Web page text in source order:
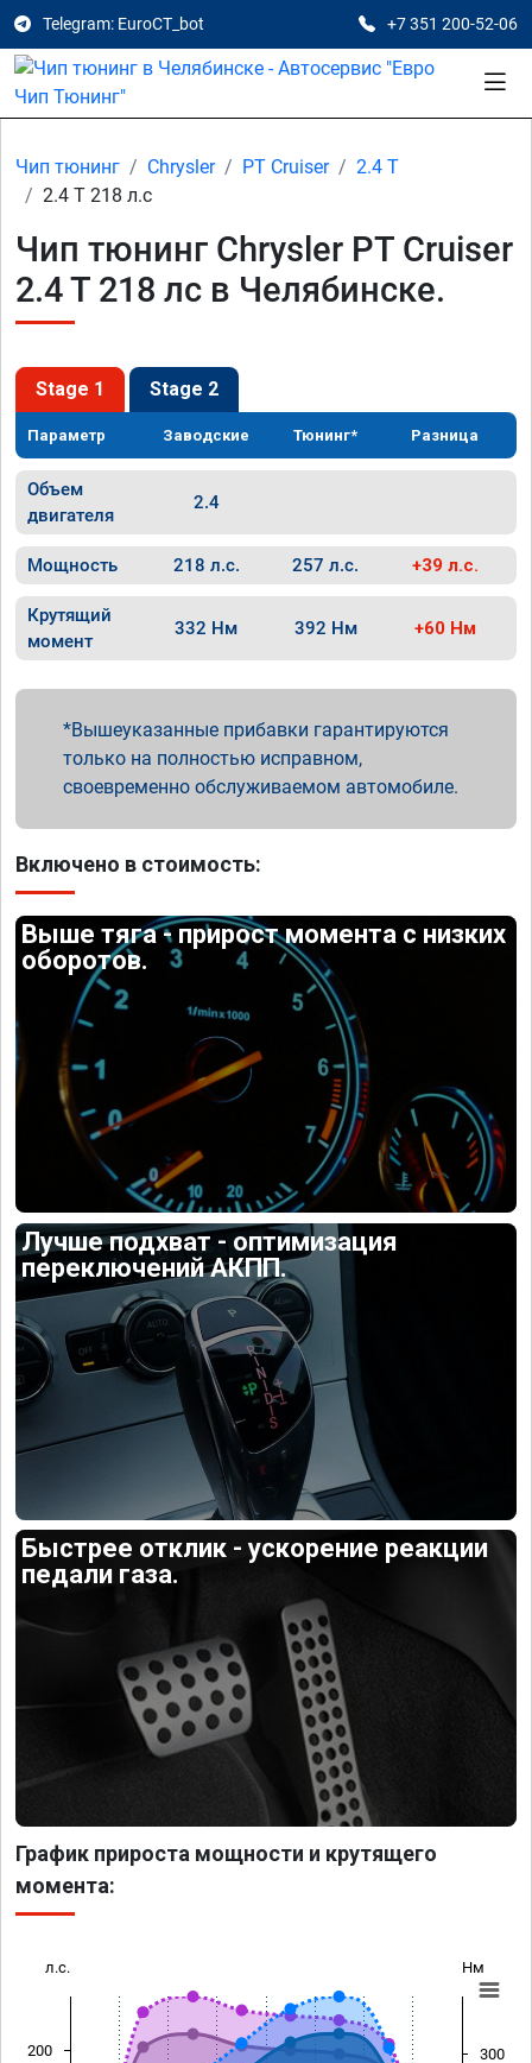
Telegram: EuroCT_bot +7 351 200-52-06
Чип тюнинг Chrysler PT Cruiser
2.4 T
2.4 T 218 л.с
Чип тюнинг Chrysler PT Cruiser
2.4 T 218 лс в Челябинске.
Stage 1 Stage 2
Параметр Заводские Тюнинг* Разница
Объем
двигателя
2.4
Мощность 218 л.с. 257 л.с. +39 л.с.
Крутящий
момент
332 Нм 392 Нм +60 Нм
Вышеуказанные прибавки гарантируются
только на полностью исправном,
своевременно обслуживаемом автомобиле.
Включено в стоимость:
Выше тяга - прирост момента с низких
оборотов.
Лучше подхват - оптимизация
переключений АКПП.
Быстрее отклик - ускорение реакции
педали газа.
График прироста мощности и крутящего
момента:
л.с. Нм
200 300